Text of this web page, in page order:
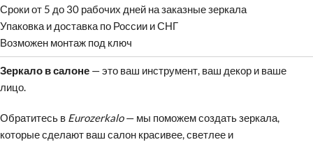
Сроки от 5 до 30 рабочих дней на заказные зеркала
Упаковка и доставка по России и СНГ
Возможен монтаж под ключ
Зеркало в салоне — это ваш инструмент, ваш декор и ваше
лицо.
Обратитесь в Eurozerkalo— мы поможем создать зеркала,
которые сделают ваш салон красивее, светлее и